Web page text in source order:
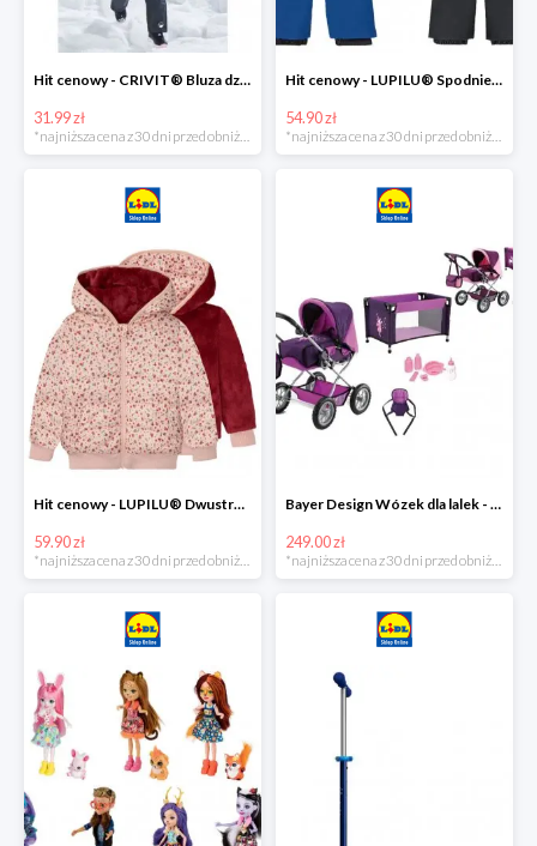
Hit cenowy - CRIVIT® Bluza dziewczęca z polaru
31.99 zł
Hit cenowy - LUPILU® Spodnie narciarskie chłopięce
54.90 zł
Hit cenowy - LUPILU® Dwustronna kurtka pikowana dziewczęca
59.90 zł
*najniższa cena z 30 dni przed obniżką
Bayer Design Wózek dla lalek - megazestaw
249.00 zł
*najniższa cena z 30 dni przed obniżką